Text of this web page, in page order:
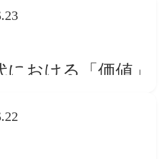
、AI時代の「プロ
おける「価値」
AIが教えてくれる